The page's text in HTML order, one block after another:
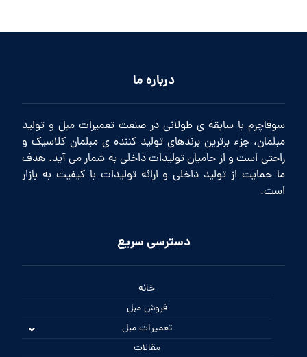
درباره ما
سوفاچرم با سابقه ی طولانی در صنعت تعمیرات مبل و تولید
مبلمان، جزء برترین برندهای تولید کننده ی مبلمان کلاسیک و
راحتی است و از حامیان تولیدات داخلی به شمار می آید. هدف
ما حمایت از تولید داخلی و ارائه تولیدات با کیفیت به بازار
است.
دسترسی سریع
خانه
فروش مبل
تعمیرات مبل
مقالات